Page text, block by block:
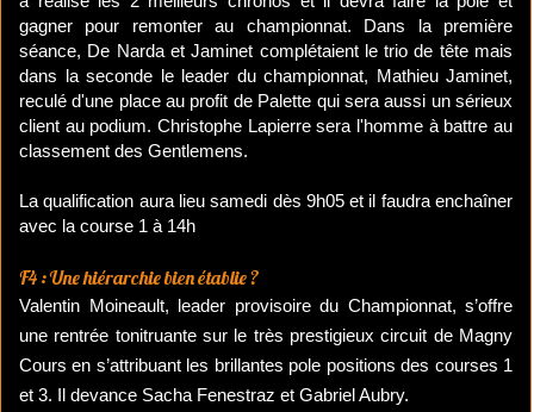
gagner pour remonter au championnat. Dans la première
séance, De Narda et Jaminet complétaient le trio de tête mais
dans la seconde le leader du championnat, Mathieu Jaminet,
reculé d'une place au profit de Palette qui sera aussi un sérieux
client au podium. Christophe Lapierre sera l'homme à battre au
classement des Gentlemens.
La qualification aura lieu samedi dès 9h05 et il faudra enchaîner
avec la course 1 à 14h
F4 : Une hiérarchie bien établie ?
Valentin Moineault, leader provisoire du Championnat, s’offre
une rentrée tonitruante sur le très prestigieux circuit de Magny
Cours en s’attribuant les brillantes pole positions des courses 1
et 3. Il devance Sacha Fenestraz et Gabriel Aubry.